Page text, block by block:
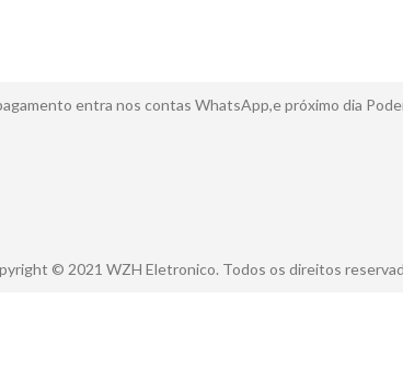
entra nos contas WhatsApp,e próximo dia
© 2021 WZH Eletronico. Todos os direitos